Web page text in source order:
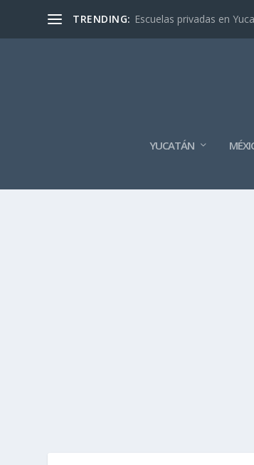
TRENDING: Escuelas privadas en
YUCATÁN